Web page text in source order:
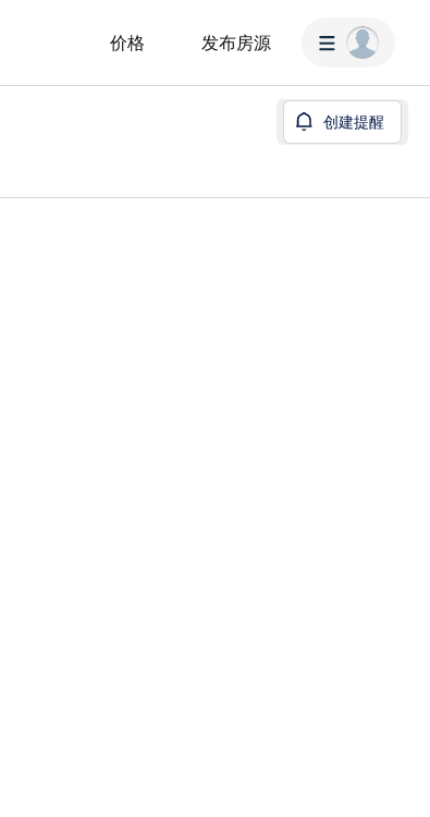
价格 发布房源
创建提醒